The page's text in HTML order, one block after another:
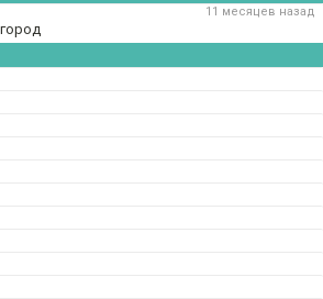
11 месяцев назад